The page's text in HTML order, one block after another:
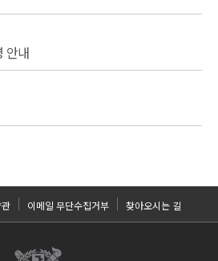
안내
이메일 무단수집거부 찾아오시는 길